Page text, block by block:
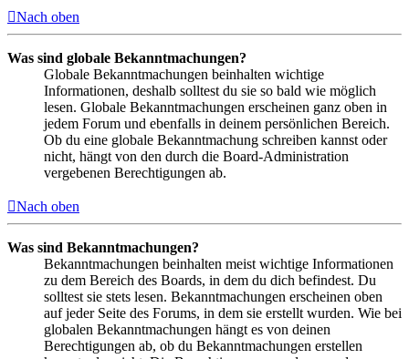
Nach oben
Was sind globale Bekanntmachungen?
Globale Bekanntmachungen beinhalten wichtige
Informationen, deshalb solltest du sie so bald wie möglich
lesen. Globale Bekanntmachungen erscheinen ganz oben in
jedem Forum und ebenfalls in deinem persönlichen Bereich.
Ob du eine globale Bekanntmachung schreiben kannst oder
nicht, hängt von den durch die Board-Administration
vergebenen Berechtigungen ab.
Nach oben
Was sind Bekanntmachungen?
Bekanntmachungen beinhalten meist wichtige Informationen
zu dem Bereich des Boards, in dem du dich befindest. Du
solltest sie stets lesen. Bekanntmachungen erscheinen oben
auf jeder Seite des Forums, in dem sie erstellt wurden. Wie bei
globalen Bekanntmachungen hängt es von deinen
Berechtigungen ab, ob du Bekanntmachungen erstellen